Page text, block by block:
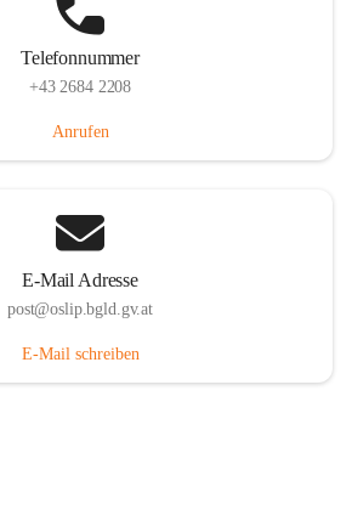
Telefonnummer
+43 2684 2208
Anrufen
E-Mail Adresse
post@oslip.bgld.gv.at
E-Mail schreiben